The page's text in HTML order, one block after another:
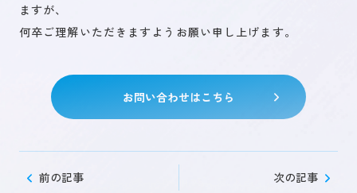
ますが、
何卒ご理解いただきますようお願い申し上げます。
お問い合わせはこちら
前の記事 次の記事